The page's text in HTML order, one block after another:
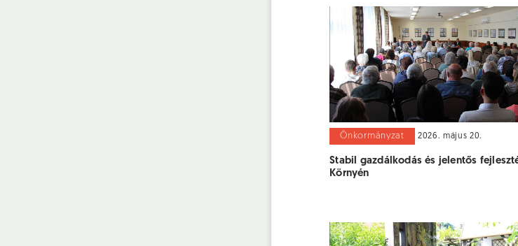
Önkormányzat 2026. május 20.
Stabil gazdálkodás és jelentős
Környén